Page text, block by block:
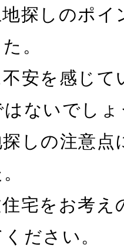
探しのポイ
。
安を感じて
ないでしょ
探しの注意
宅をお考え
ださい。